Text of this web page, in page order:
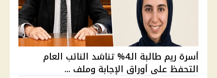
أسرة ريم طالبة الـ4% تناشد النائب العام
التحفظ على أوراق الإجابة وملف ...